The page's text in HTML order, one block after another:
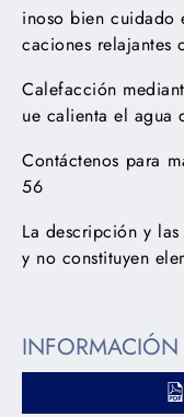
inoso bien cuidado
caciones relajantes
Calefacción
ue calienta el agua
Contáctenos para
56
La descripción y
y no constituyen
INFORMACIÓN